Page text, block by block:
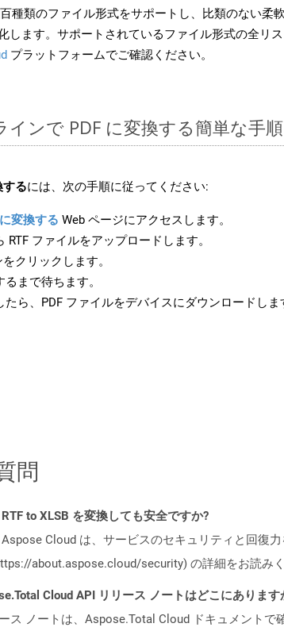
種類のファイル形式をサポートし、比類のない柔
します。サポートされているファイル形式の全リス
プラットフォームでご確認ください。
インで PDF に変換する簡単な手順
するには、次の手順に従ってください:
変換する Web ページにアクセスします。
RTF ファイルをアップロードします。
クリックします。
まで待ちます。
ら、PDF ファイルをデバイスにダウンロードしま
問
to XLSB を変換しても安全ですか?
Aspose Cloud は、サービスのセキュリティと回復
about.aspose.cloud/security) の詳細をお読みく
Cloud API リリース ノートはどこにあります
ス ノートは、Aspose.Total Cloud ドキュメントで